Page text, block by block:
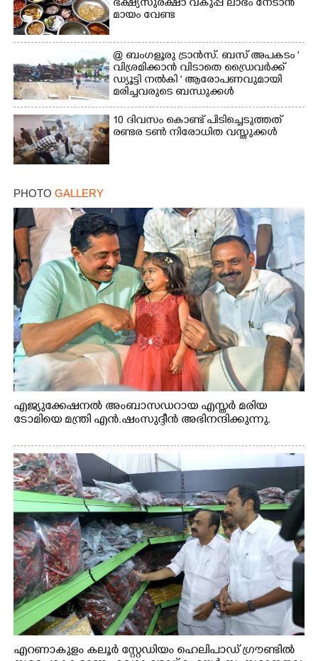
ഭക്ഷ്യസുരക്ഷാ വകുപ്പ് ലാഭം നേടാൻ
മായം വേണ്ട
@ ബംഗളൂരു ട്രാൻസ്. ബസ് അപകടം '
വി​ശ്ര​മിക്കാൻ വിടാതെ ഡ്രൈ​വ​ർ​ക്ക്
ഡ്യൂട്ടി നൽകി ' ആരോപണവുമായി
മരിച്ചവരുടെ ബന്ധുക്കൾ
10 ദിവസം കൊണ്ട് പിടിച്ചെടുത്തത്
രണ്ടര ടൺ നിരോധിത വസ്തുക്കൾ
PHOTO GALLERY
എജ്യുക്കേഷനൽ അംബാസഡറായ എസ്തർ മരിയ
ടോമിയെ മന്ത്രി എൻ.ഷംസുദ്ദീൻ അഭിനന്ദിക്കുന്നു.
എറണാകുളം കലൂർ സ്റ്റേഡിയം ഹെലിപാഡ് ഗ്രൗണ്ടിൽ